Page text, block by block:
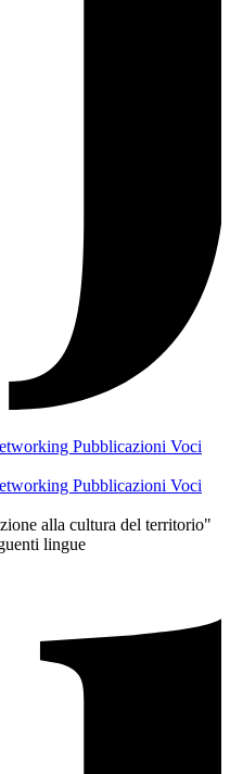
Pubblicazioni Voci
Pubblicazioni Voci
alla cultura del territorio"
lingue